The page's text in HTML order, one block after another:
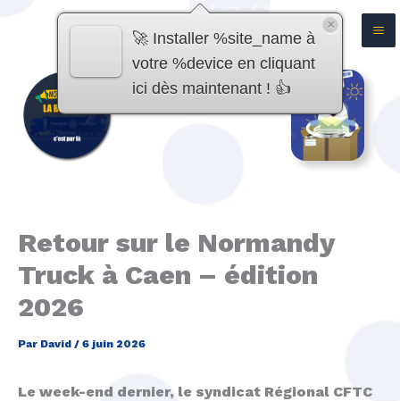
Facebook
Retour sur le Normandy
Truck à Caen – édition
2026
Par David / 6 juin 2026
Le week-end dernier, le syndicat Régional CFTC
🚀 Installer %site_name à
votre %device en cliquant
ici dès maintenant ! 👍
×